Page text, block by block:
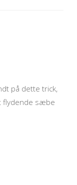
på dette trick,
flydende sæbe